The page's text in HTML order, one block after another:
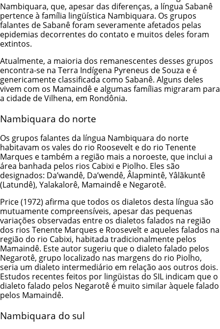
Nambiquara, que, apesar das diferenças, a língua Sabanê
pertence à família lingüística Nambiquara. Os grupos
falantes de Sabanê foram severamente afetados pelas
epidemias decorrentes do contato e muitos deles foram
extintos.
Atualmente, a maioria dos remanescentes desses grupos
encontra-se na Terra Indígena Pyreneus de Souza e é
genericamente classificada como Sabanê. Alguns deles
vivem com os Mamaindê e algumas famílias migraram para
a cidade de Vilhena, em Rondônia.
Nambiquara do norte
Os grupos falantes da língua Nambiquara do norte
habitavam os vales do rio Roosevelt e do rio Tenente
Marques e também a região mais a noroeste, que inclui a
área banhada pelos rios Cabixi e Piolho. Eles são
designados: Da’wandê, Da’wendê, Âlapmintê, Yâlãkuntê
(Latundê), Yalakalorê, Mamaindê e Negarotê.
Price (1972) afirma que todos os dialetos desta língua são
mutuamente compreensíveis, apesar das pequenas
variações observadas entre os dialetos falados na região
dos rios Tenente Marques e Roosevelt e aqueles falados na
região do rio Cabixi, habitada tradicionalmente pelos
Mamaindê. Este autor sugeriu que o dialeto falado pelos
Negarotê, grupo localizado nas margens do rio Piolho,
seria um dialeto intermediário em relação aos outros dois.
Estudos recentes feitos por lingüistas do SIL indicam que o
dialeto falado pelos Negarotê é muito similar àquele falado
pelos Mamaindê.
Nambiquara do sul